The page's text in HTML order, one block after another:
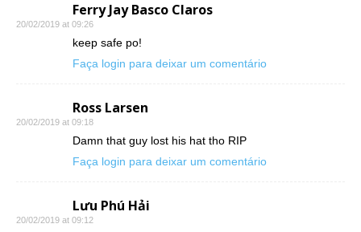
Ferry Jay Basco Claros
20/02/2019 at 09:26
keep safe po!
Faça login para deixar um comentário
Ross Larsen
20/02/2019 at 09:18
Damn that guy lost his hat tho RIP
Faça login para deixar um comentário
Lưu Phú Hải
20/02/2019 at 09:12